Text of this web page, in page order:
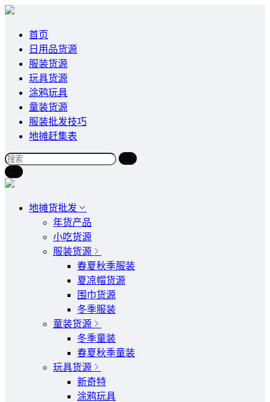
首页
日用品货源
服装货源
玩具货源
涂鸦玩具
童装货源
服装批发技巧
地摊赶集表
地摊货批发
年货产品
小吃货源
服装货源
春夏秋季服装
夏凉帽货源
围巾货源
冬季服装
童装货源
冬季童装
春夏秋季童装
玩具货源
新奇特
涂鸦玩具